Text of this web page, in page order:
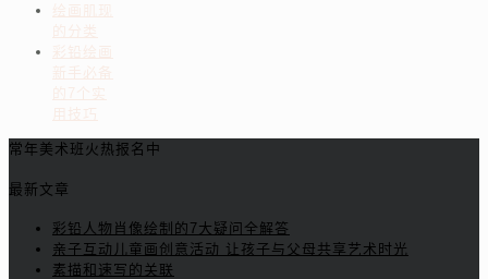
绘画肌现
的分类
彩铅绘画
新手必备
的7个实
用技巧
常年美术班火热报名中
最新文章
彩铅人物肖像绘制的7大疑问全解答
亲子互动儿童画创意活动 让孩子与父母共享艺术时光
素描和速写的关联